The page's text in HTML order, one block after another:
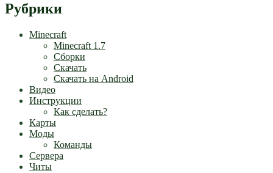
Рубрики
Minecraft
Minecraft 1.7
Сборки
Скачать
Скачать на Android
Видео
Инструкции
Как сделать?
Карты
Моды
Команды
Сервера
Читы